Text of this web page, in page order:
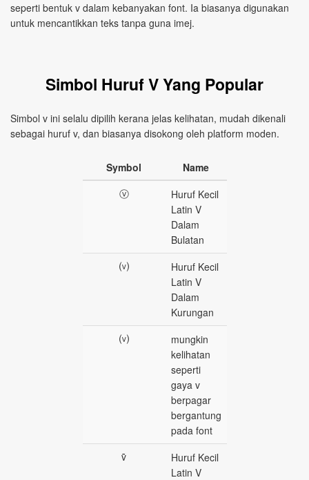
seperti bentuk v dalam kebanyakan font. Ia biasanya digunakan
untuk mencantikkan teks tanpa guna imej.
Simbol Huruf V Yang Popular
Simbol v ini selalu dipilih kerana jelas kelihatan, mudah dikenali
sebagai huruf v, dan biasanya disokong oleh platform moden.
Symbol
Name
ⓥ
Huruf Kecil
Latin V
Dalam
Bulatan
⒱
Huruf Kecil
Latin V
Dalam
Kurungan
⒱
mungkin
kelihatan
seperti
gaya v
berpagar
bergantung
pada font
ṽ
Huruf Kecil
Latin V